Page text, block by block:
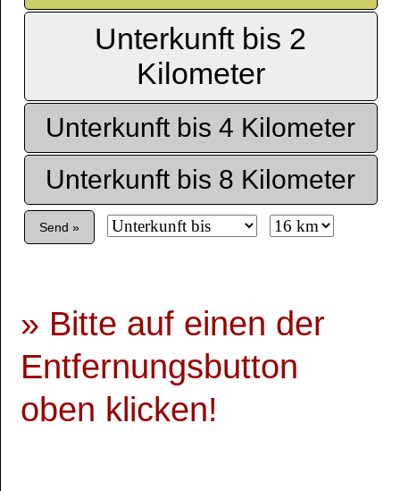
Unterkunft bis 2
Kilometer
Unterkunft bis 4 Kilometer
Unterkunft bis 8 Kilometer
Send »
» Bitte auf einen der
Entfernungsbutton
oben klicken!